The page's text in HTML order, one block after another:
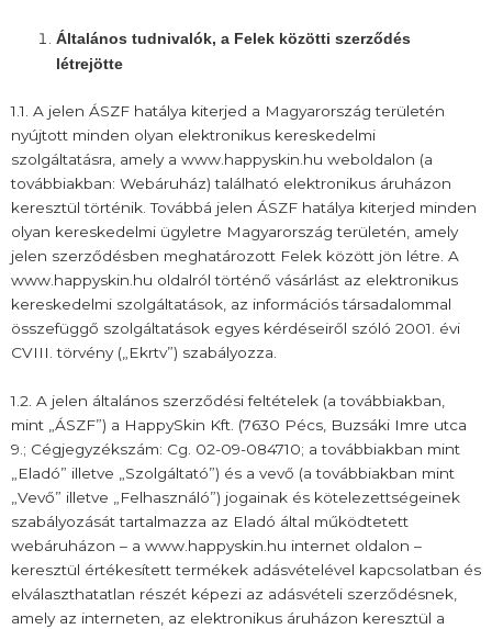
Általános tudnivalók, a Felek közötti szerződés
létrejötte
1.1. A jelen ÁSZF hatálya kiterjed a Magyarország területén
nyújtott minden olyan elektronikus kereskedelmi
szolgáltatásra, amely a www.happyskin.hu weboldalon (a
továbbiakban: Webáruház) található elektronikus áruházon
keresztül történik. Továbbá jelen ÁSZF hatálya kiterjed minden
olyan kereskedelmi ügyletre Magyarország területén, amely
jelen szerződésben meghatározott Felek között jön létre. A
www.happyskin.hu oldalról történő vásárlást az elektronikus
kereskedelmi szolgáltatások, az információs társadalommal
összefüggő szolgáltatások egyes kérdéseiről szóló 2001. évi
CVIII. törvény („Ekrtv”) szabályozza.
1.2. A jelen általános szerződési feltételek (a továbbiakban,
mint „ÁSZF”) a HappySkin Kft. (7630 Pécs, Buzsáki Imre utca
9.; Cégjegyzékszám: Cg. 02-09-084710; a továbbiakban mint
„Eladó” illetve „Szolgáltató”) és a vevő (a továbbiakban mint
„Vevő” illetve „Felhasználó”) jogainak és kötelezettségeinek
szabályozását tartalmazza az Eladó által működtetett
webáruházon – a www.happyskin.hu internet oldalon –
keresztül értékesített termékek adásvételével kapcsolatban és
elválaszthatatlan részét képezi az adásvételi szerződésnek,
amely az interneten, az elektronikus áruházon keresztül a